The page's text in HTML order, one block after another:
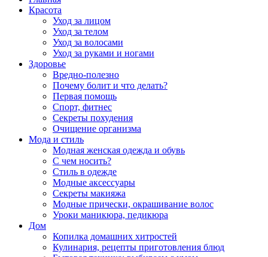
Красота
Уход за лицом
Уход за телом
Уход за волосами
Уход за руками и ногами
Здоровье
Вредно-полезно
Почему болит и что делать?
Первая помощь
Спорт, фитнес
Секреты похудения
Очищение организма
Мода и стиль
Модная женская одежда и обувь
С чем носить?
Стиль в одежде
Модные аксессуары
Секреты макияжа
Модные прически, окрашивание волос
Уроки маникюра, педикюра
Дом
Копилка домашних хитростей
Кулинария, рецепты приготовления блюд